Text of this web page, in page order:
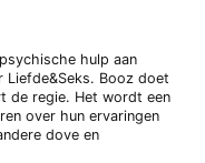
hulp aan
Liefde&Seks. Booz doet
de regie. Het wordt een
over hun ervaringen
dove en